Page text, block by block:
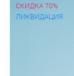
СКИДКА 70%
ЛИКВИДАЦИЯ